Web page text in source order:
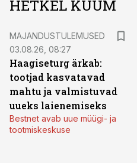
HETKEL KUUM
MAJANDUSTULEMUSED
03.08.26, 08:27
Haagiseturg ärkab:
tootjad kasvatavad
mahtu ja valmistuvad
uueks laienemiseks
Bestnet avab uue müügi- ja
tootmiskeskuse